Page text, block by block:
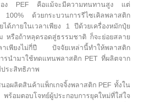
อง PEF คือแม้จะมีความทนทานสูง แต่
100% ด้วยกระบวนการรีไซเคิลพลาสติก
ด้ภายในเวลาเพียง 1 ปีด้วยเครื่องหมักปุ๋ย
หรือถ้าหลุดรอดสู่ธรรมชาติ ก็จะย่อยสลาย
าเพียงไม่กี่ปี ปัจจัยเหล่านี้ทำให้พลาสติก
รนำมาใช้ทดแทนพลาสติก PET ที่ผลิตจาก
ประสิทธิภาพ
อผลิตสินค้าแพ็กเกจจิ้งพลาสติก PEF ทั้งใน
ร้อมตอบโจทย์ผู้ประกอบการยุคใหม่ที่ใส่ใจ